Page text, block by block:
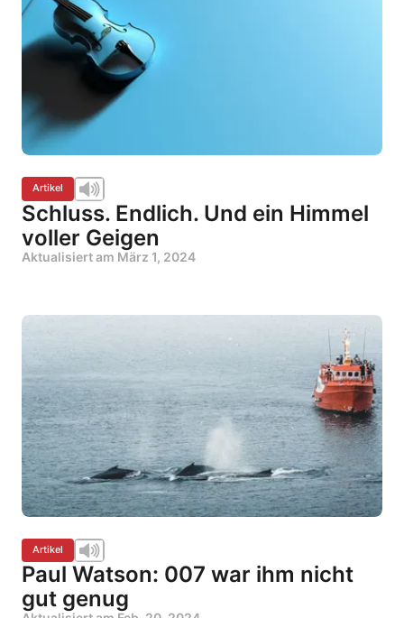
Artikel
Schluss. Endlich. Und ein Himmel
voller Geigen
Aktualisiert am März 1, 2024
Artikel
Paul Watson: 007 war ihm nicht
gut genug